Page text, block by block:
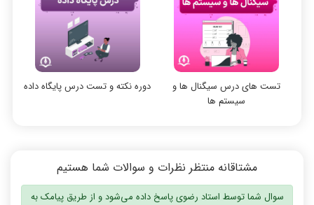
فیلم‌ها بی نظیر بود نظر رتبه 45: کیفیت فیلم ها خوب بودن
همه دروس عالی تدریس شده بودند نیار نیست کتاب تهیه کنید
سیگنال و سیستمها
تست‌ های درس سیگنال‌‌‌‌ ها و
سیستم ها
دوره نکته و تست درس پایگاه داده
مشتاقانه منتظر نظرات و سوالات شما هستیم
سوال شما توسط استاد رضوی پاسخ داده می‌شود و از طریق پیامک به